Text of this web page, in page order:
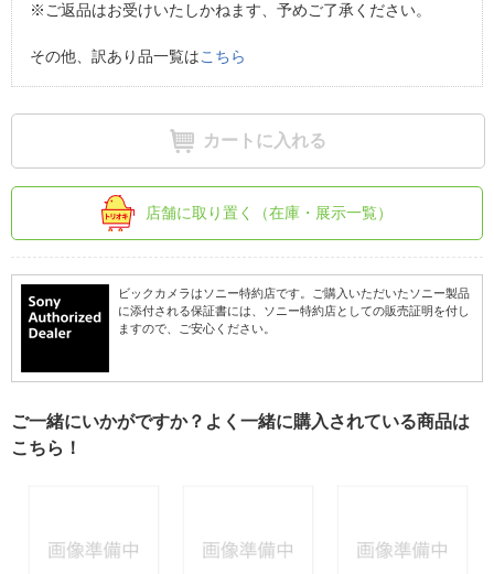
※ご返品はお受けいたしかねます、予めご了承ください。
その他、訳あり品一覧はこちら
カートに入れる
店舗に取り置く（在庫・展示一覧）
ビックカメラはソニー特約店です。ご購入いただいたソニー製品
に添付される保証書には、ソニー特約店としての販売証明を付し
ますので、ご安心ください。
ご一緒にいかがですか？よく一緒に購入されている商品は
こちら！